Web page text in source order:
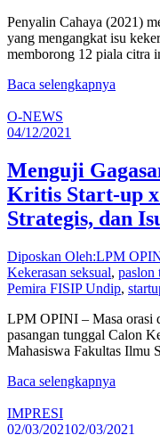
Penyalin Cahaya (2021)
yang mengangkat isu
memborong 12 piala citra
Baca selengkapnya
O-NEWS
04/12/2021
Menguji
Kritis Start-up x
Strategis, dan
Diposkan Oleh:LPM
Kekerasan seksual, paslon
Pemira FISIP Undip,
LPM OPINI – Masa orasi
pasangan tunggal Calon
Mahasiswa Fakultas Ilmu
Baca selengkapnya
IMPRESI
02/03/202102/03/2021